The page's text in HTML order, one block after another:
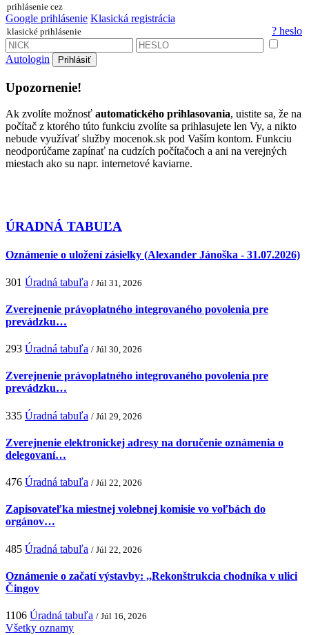
prihlásenie cez
Google prihlásenie Klasická registrácia
klasické prihlásenie ? heslo
Autologin Prihlásiť
Upozornenie!
Ak zvolíte možnosť automatického prihlasovania, uistite sa, že na
počítač z ktorého túto funkciu zvolíte sa prihlasujete len Vy, a nikto
nebude využívať služby mocenok.sk pod Vaším kontom. Funkciu
neodporúčame zapínať na cudzích počítačoch a ani na verejných
miestach ako su napr. internetové kaviarne.
ÚRADNÁ TABUĽA
Oznámenie o uložení zásielky (Alexander Jánoška - 31.07.2026)
301 Úradná tabuľa / Júl 31, 2026
Zverejnenie právoplatného integrovaného povolenia pre
prevádzku…
293 Úradná tabuľa / Júl 30, 2026
Zverejnenie právoplatného integrovaného povolenia pre
prevádzku…
335 Úradná tabuľa / Júl 29, 2026
Zverejnenie elektronickej adresy na doručenie oznámenia o
delegovaní…
476 Úradná tabuľa / Júl 22, 2026
Zapisovateľka miestnej volebnej komisie vo voľbách do
orgánov…
485 Úradná tabuľa / Júl 22, 2026
Oznámenie o začatí výstavby: ,,Rekonštrukcia chodníka v ulici
Čingov
1106 Úradná tabuľa / Júl 16, 2026
Všetky oznamy